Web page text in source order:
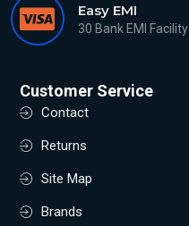
Easy EMI
30 Bank EMI Facility
Customer Service
Contact
Returns
Site Map
Brands